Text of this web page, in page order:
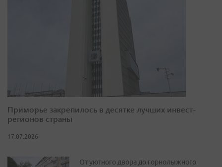
Приморье закрепилось в десятке лучших инвест-
регионов страны
17.07.2026
От уютного двора до горнолыжного